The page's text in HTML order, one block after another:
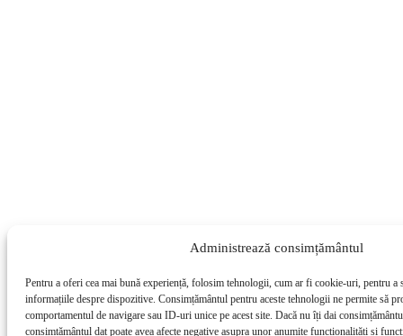
Administrează consimțământul
Pentru a oferi cea mai bună experiență, folosim tehnologii, cum ar fi cookie-uri, pentru a
informațiile despre dispozitive. Consimțământul pentru aceste tehnologii ne permite să
comportamentul de navigare sau ID-uri unice pe acest site. Dacă nu îți dai
consimțământul dat poate avea afecte negative asupra unor anumite funcționalități și